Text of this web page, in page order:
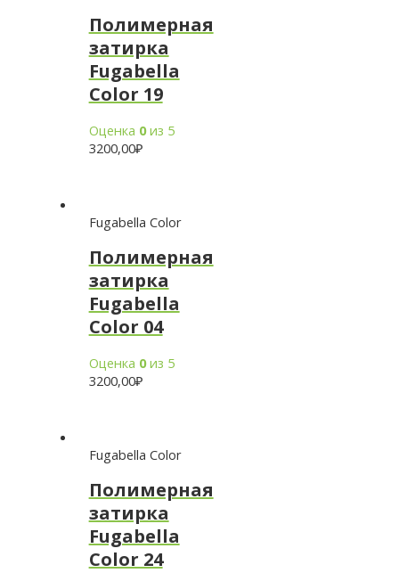
Полимерная
затирка
Fugabella
Color 19
Оценка 0из 5
3200,00₽
Fugabella Color
Полимерная
затирка
Fugabella
Color 04
Оценка 0из 5
3200,00₽
Fugabella Color
Полимерная
затирка
Fugabella
Color 24